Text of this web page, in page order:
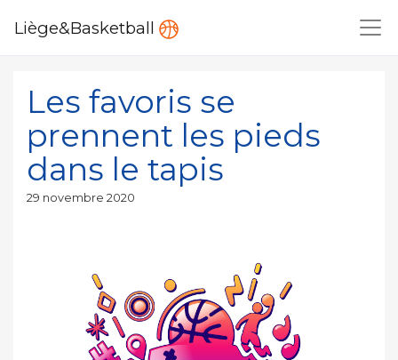
Liège&Basketball
Les favoris se
prennent les pieds
dans le tapis
Publié
29 novembre 2020